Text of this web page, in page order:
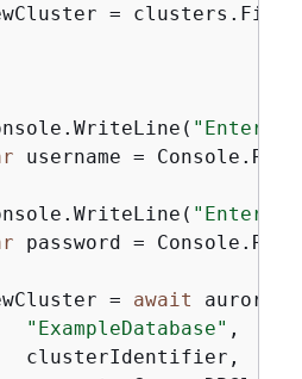
=
"Enter
username =
"Enter
password =
=
await
"ExampleDatabase" ,
clusterIdentifier,